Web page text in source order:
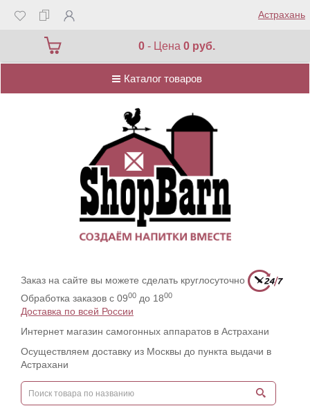
Астрахань
0 - Цена0 руб.
Каталог товаров
Каталог товаров
Заказ на сайте вы можете сделать круглосуточно
Обработка заказов с 0900 до 1800
Доставка по всей России
Интернет магазин самогонных аппаратов в Астрахани
Осуществляем доставку из Москвы до пункта выдачи в
Астрахани